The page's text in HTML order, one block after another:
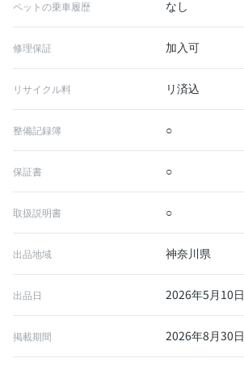
ペットの乗車履歴 なし
修理保証 加入可
リサイクル料 リ済込
整備記録簿 ○
保証書 ○
取扱説明書 ○
出品地域 神奈川県
出品日 2026年5月10日
掲載期間 2026年8月30